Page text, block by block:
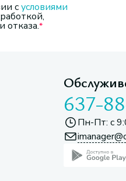
сусловиями
отказа.
637-
Пн-Пт: с